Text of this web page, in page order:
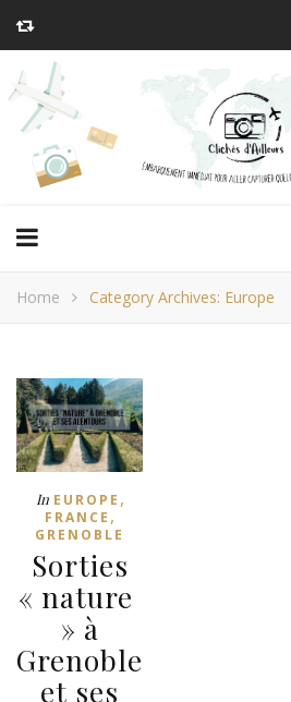
Home Category Archives: Europe
In EUROPE ,
FRANCE ,
GRENOBLE
Sorties
« nature
» à
Grenoble
et ses